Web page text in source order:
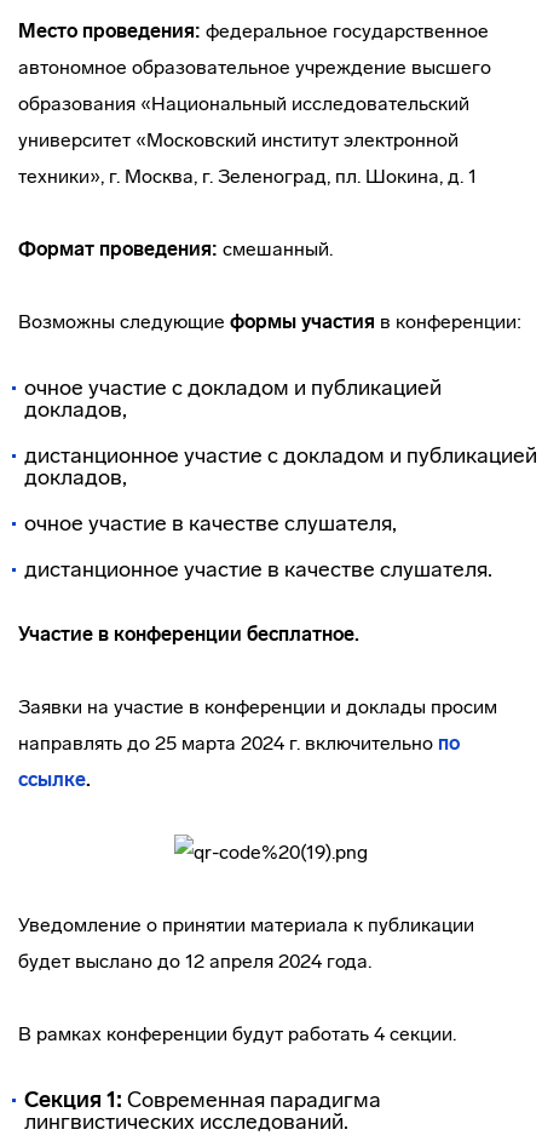
Место проведения: федеральное государственное
автономное образовательное учреждение высшего
образования «Национальный исследовательский
университет «Московский институт электронной
техники», г. Москва, г. Зеленоград, пл. Шокина, д. 1
Формат проведения: смешанный.
Возможны следующие формы участия в конференции:
очное участие с докладом и публикацией
докладов,
дистанционное участие с докладом и публикацией
докладов,
очное участие в качестве слушателя,
дистанционное участие в качестве слушателя.
Участие в конференции бесплатное.
Заявки на участие в конференции и доклады просим
направлять до 25 марта 2024 г. включительно по
ссылке.
Уведомление о принятии материала к публикации
будет выслано до 12 апреля 2024 года.
В рамках конференции будут работать 4 секции.
Секция 1: Современная парадигма
лингвистических исследований.